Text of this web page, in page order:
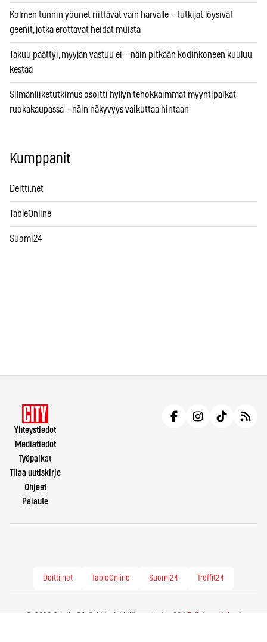
Kolmen tunnin yöunet riittävät vain harvalle – tutkijat löysivät
geenit, jotka erottavat heidät muista
Takuu päättyi, myyjän vastuu ei – näin pitkään kodinkoneen kuuluu
kestää
Silmänliiketutkimus osoitti hyllyn tehokkaimmat myyntipaikat
ruokakaupassa – näin näkyvyys vaikuttaa hintaan
Kumppanit
Deitti.net
TableOnline
Suomi24
Yhteystiedot
Mediatiedot
Työpaikat
Tilaa uutiskirje
Ohjeet
Palaute
Deitti.net TableOnline Suomi24 Treffit24